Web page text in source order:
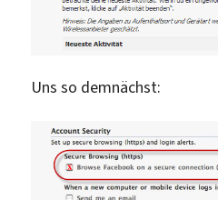
Uns so demnächst: